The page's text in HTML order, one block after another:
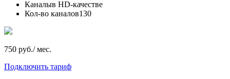
Каналыв HD-качестве
Кол-во каналов130
750 руб./ мес.
Подключить тариф